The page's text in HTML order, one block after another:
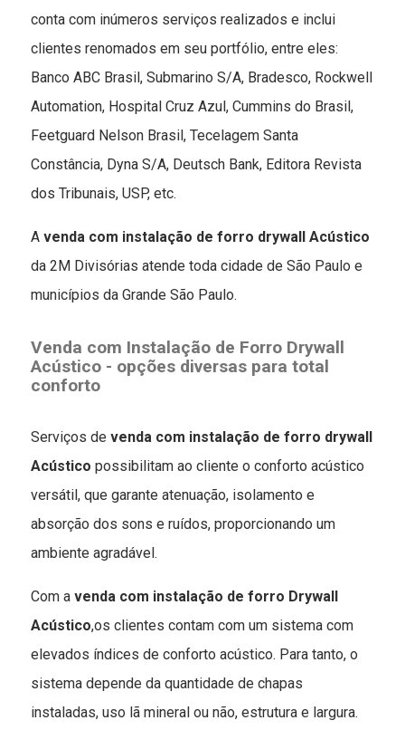
conta com inúmeros serviços realizados e inclui
clientes renomados em seu portfólio, entre eles:
Banco ABC Brasil, Submarino S/A, Bradesco, Rockwell
Automation, Hospital Cruz Azul, Cummins do Brasil,
Feetguard Nelson Brasil, Tecelagem Santa
Constância, Dyna S/A, Deutsch Bank, Editora Revista
dos Tribunais, USP, etc.
Avenda com instalação de forro drywall Acústico
da 2M Divisórias atende toda cidade de São Paulo e
municípios da Grande São Paulo.
Venda com Instalação de Forro Drywall
Acústico - opções diversas para total
conforto
Serviços devenda com instalação de forro drywall
Acústicopossibilitam ao cliente o conforto acústico
versátil, que garante atenuação, isolamento e
absorção dos sons e ruídos, proporcionando um
ambiente agradável.
Com avenda com instalação de forro Drywall
Acústico,os clientes contam com um sistema com
elevados índices de conforto acústico. Para tanto, o
sistema depende da quantidade de chapas
instaladas, uso lã mineral ou não, estrutura e largura.